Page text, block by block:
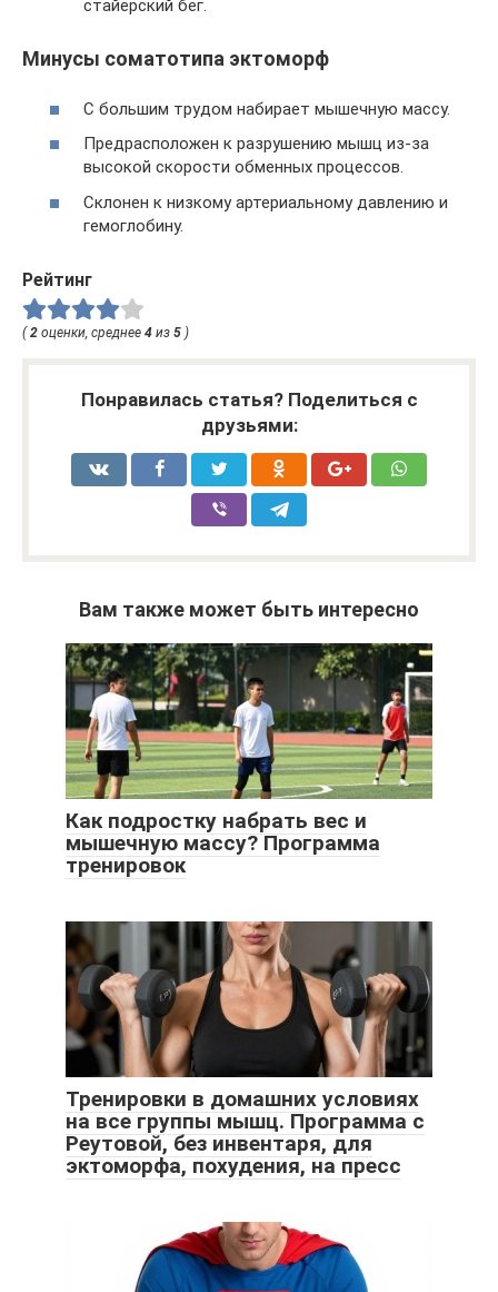
стайерский бег.
Минусы соматотипа эктоморф
С большим трудом набирает мышечную массу.
Предрасположен к разрушению мышц из-за
высокой скорости обменных процессов.
Склонен к низкому артериальному давлению и
гемоглобину.
Рейтинг
(2 оценки, среднее 4 из 5 )
Понравилась статья? Поделиться с
друзьями:
Вам также может быть интересно
Как подростку набрать вес и
мышечную массу? Программа
тренировок
Тренировки в домашних условиях
на все группы мышц. Программа с
Реутовой, без инвентаря, для
эктоморфа, похудения, на пресс